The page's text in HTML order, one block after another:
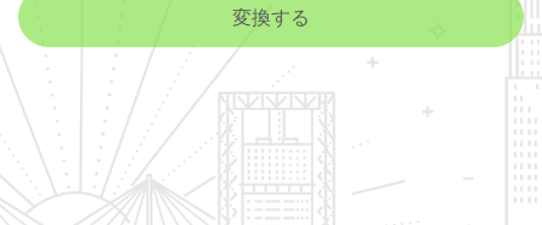
変換する